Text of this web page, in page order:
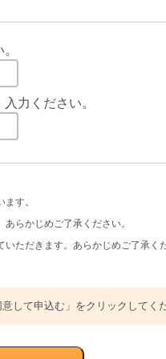
力ください。
す。
らかじめご了承ください。
ただきます。あらかじめご了承くだ
して申込む」をクリックしてくだ